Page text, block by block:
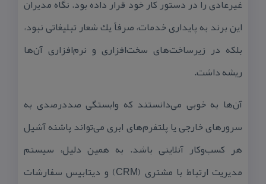
غیرعادی را در دستور كار خود قرار داده بود. نگاه مدیران
این برند به پایداری خدمات، صرفاً یك شعار تبلیغاتی نبود،
بلكه در زیرساخت‌های سخت‌افزاری و نرم‌افزاری آن‌ها
ریشه داشت.
آن‌ها به خوبی می‌دانستند كه وابستگی صددرصدی به
سرورهای خارجی یا پلتفرم‌های ابری می‌تواند پاشنه آشیل
هر كسب‌وكار آنلاینی باشد. به همین دلیل، سیستم
مدیریت ارتباط با مشتری (CRM) و دیتابیس سفارشات